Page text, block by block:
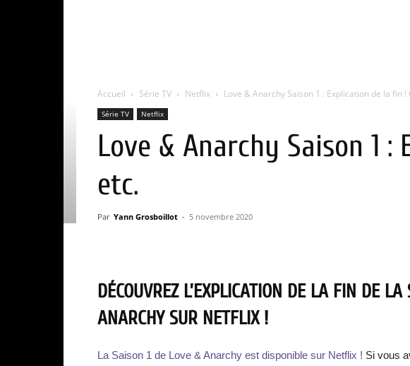
Accueil Série TV Netflix Love & Anarchy Saison 1 : Explication de la fin !
Série TV Netflix
Love & Anarchy Saison 1
etc.
Par Yann Grosboillot - 5 novembre 2020
DÉCOUVREZ L’EXPLICATION DE LA FIN DE
ANARCHY SUR NETFLIX !
La Saison 1 de Love & Anarchy est disponible sur Netflix ! Si vous